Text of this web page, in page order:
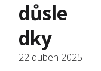
důsle
dky
22 duben 2025